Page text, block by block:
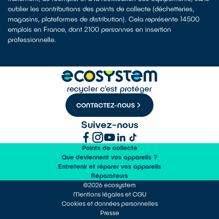
oublier les contributions des points de collecte (déchetteries,
magasins, plateformes de distribution). Cela représente 14500
emplois en France, dont 2100 personnes en insertion
professionnelle.
CONTACTEZ-NOUS
Suivez-nous
Points de collecte
Que deviennent vos appareils ?
Entretenir et réparer vos appareils
Réparateurs
©2026 ecosystem
Mentions légales et CGU
Cookies et données personnelles
Presse